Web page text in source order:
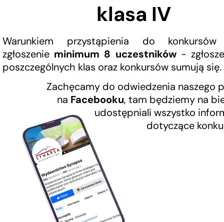
Zachęcamy do odwiedzenia naszego
na Facebooku, tam będziemy na
udostępniali wszystko
dotyczące
Warunkiem przystąpienia do
zgłoszenie minimum 8 uczestników-
poszczególnych klas oraz konkursów sumują się.
klasa IV